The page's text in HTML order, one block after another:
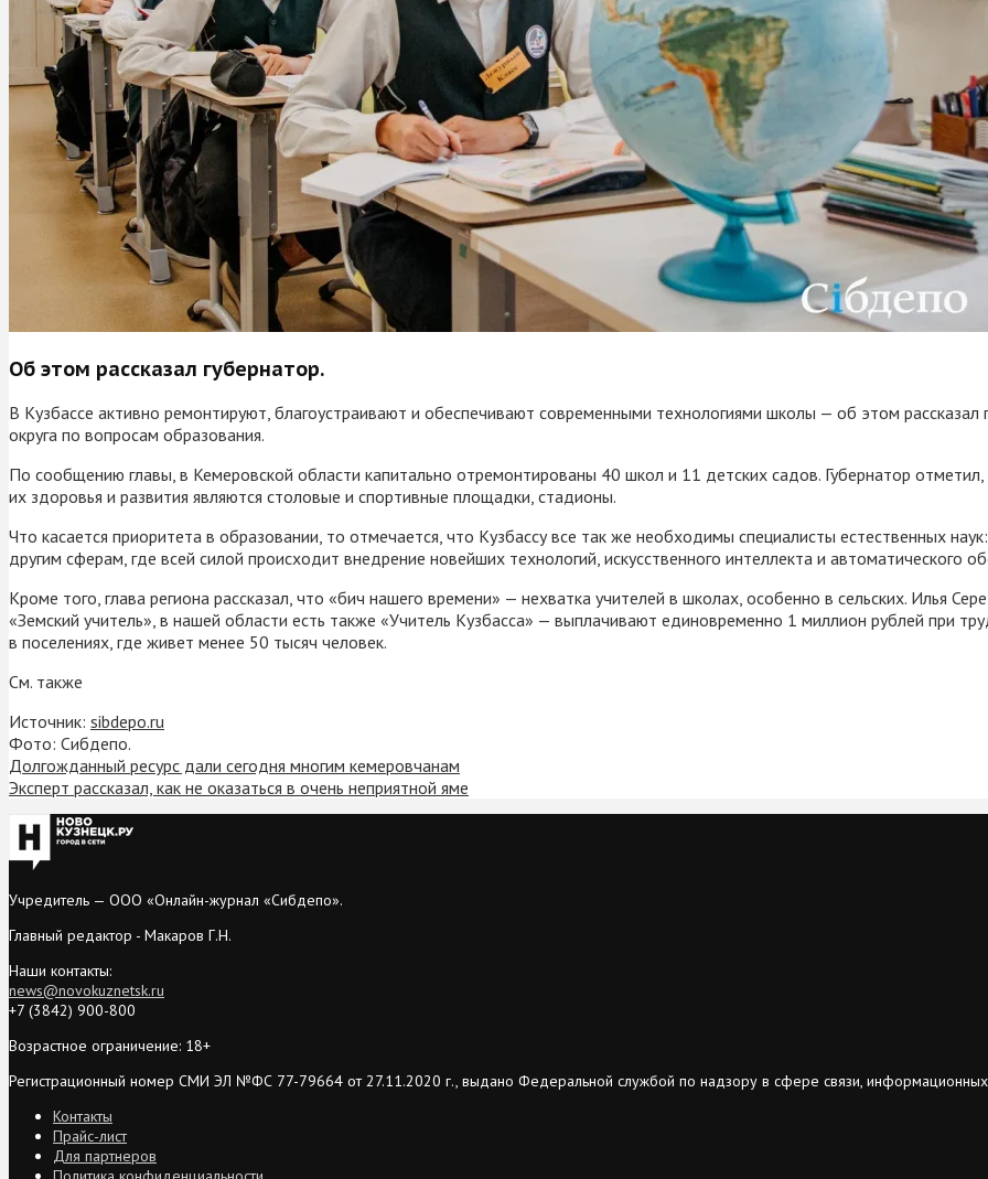
Об этом рассказал губернатор.
В Кузбассе активно ремонтируют, благоустраивают и обеспечивают современными технологиями школы — об этом
округа по вопросам образования.
По сообщению главы, в Кемеровской области капитально отремонтированы 40 школ и 11 детских садов. Губернатор
их здоровья и развития являются столовые и спортивные площадки, стадионы.
Что касается приоритета в образовании, то отмечается, что Кузбассу все так же необходимы специалисты естественных
другим сферам, где всей силой происходит внедрение новейших технологий, искусственного интеллекта и автоматического
Кроме того, глава региона рассказал, что «бич нашего времени» — нехватка учителей в школах, особенно в сельских. Илья
«Земский учитель», в нашей области есть также «Учитель Кузбасса» — выплачивают единовременно 1 миллион рублей при
в поселениях, где живет менее 50 тысяч человек.
См. также
Источник: sibdepo.ru
Фото: Сибдепо.
Долгожданный ресурс дали сегодня многим кемеровчанам
Эксперт рассказал, как не оказаться в очень неприятной яме
Учредитель — ООО «Онлайн-журнал «Сибдепо».
Главный редактор - Макаров Г.Н.
Наши контакты:
news@novokuznetsk.ru
+7 (3842) 900-800
Возрастное ограничение: 18+
Регистрационный номер СМИ ЭЛ №ФС 77-79664 от 27.11.2020 г., выдано Федеральной службой по надзору в сфере связи, информационных
Контакты
Прайс-лист
Для партнеров